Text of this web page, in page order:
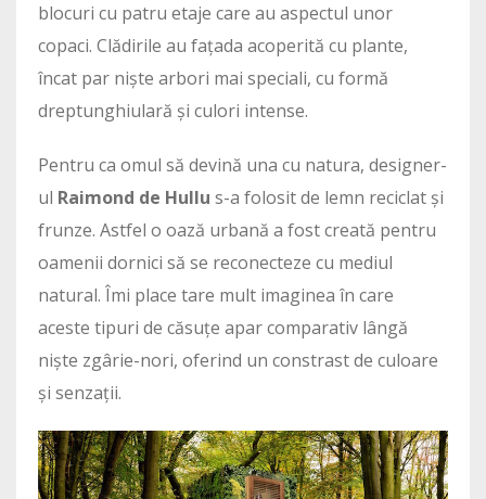
blocuri cu patru etaje care au aspectul unor
copaci. Clădirile au fațada acoperită cu plante,
încat par niște arbori mai speciali, cu formă
dreptunghiulară și culori intense.
Pentru ca omul să devină una cu natura, designer-
ul Raimond de Hullu s-a folosit de lemn reciclat și
frunze. Astfel o oază urbană a fost creată pentru
oamenii dornici să se reconecteze cu mediul
natural. Îmi place tare mult imaginea în care
aceste tipuri de căsuțe apar comparativ lângă
niște zgârie-nori, oferind un constrast de culoare
și senzații.